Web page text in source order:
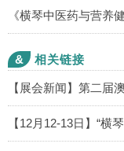
& 相关链接